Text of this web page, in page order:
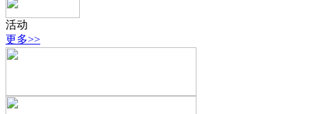
活动
更多>>